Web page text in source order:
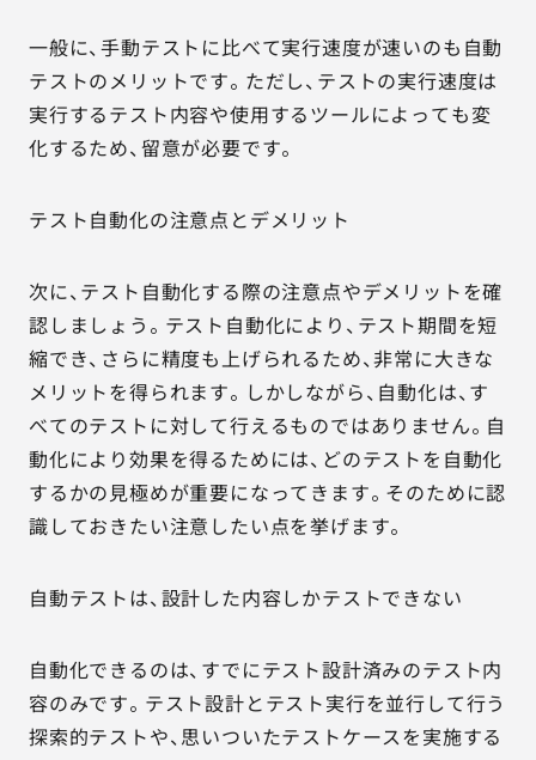
一般に、手動テストに比べて実行速度が速いのも自動
テストのメリットです。ただし、テストの実行速度は
実行するテスト内容や使用するツールによっても変
化するため、留意が必要です。
テスト自動化の注意点とデメリット
次に、テスト自動化する際の注意点やデメリットを確
認しましょう。テスト自動化により、テスト期間を短
縮でき、さらに精度も上げられるため、非常に大きな
メリットを得られます。しかしながら、自動化は、す
べてのテストに対して行えるものではありません。自
動化により効果を得るためには、どのテストを自動化
するかの見極めが重要になってきます。そのために認
識しておきたい注意したい点を挙げます。
自動テストは、設計した内容しかテストできない
自動化できるのは、すでにテスト設計済みのテスト内
容のみです。テスト設計とテスト実行を並行して行う
探索的テストや、思いついたテストケースを実施する